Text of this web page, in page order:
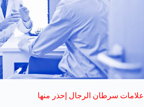
علامات سرطان الرجال إحذر منها